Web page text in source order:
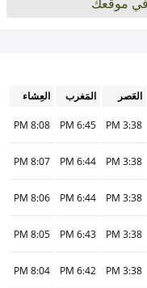
العَصر المَغرب
العِشاء
3:38 PM
6:45 PM
8:08 PM
3:38 PM
6:44 PM
8:07 PM
3:38 PM
6:44 PM
8:06 PM
3:38 PM
6:43 PM
8:05 PM
3:38 PM
6:42 PM
8:04 PM